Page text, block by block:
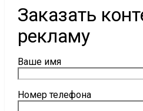
Заказать
рекламу
Ваше имя
Номер телефона